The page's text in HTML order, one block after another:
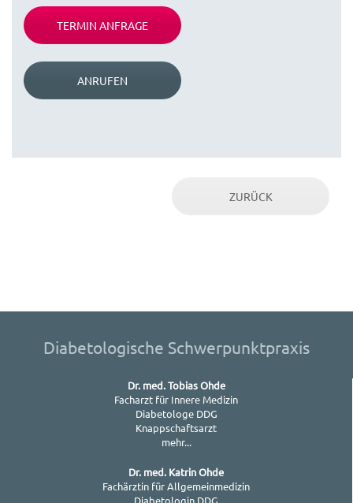
TERMIN ANFRAGE
ANRUFEN
ZURÜCK
Diabetologische Schwerpunktpraxis
Dr. med. Tobias Ohde
Facharzt für Innere Medizin
Diabetologe DDG
Knappschaftsarzt
mehr...
Dr. med. Katrin Ohde
Fachärztin für Allgemeinmedizin
Diabetologin DDG